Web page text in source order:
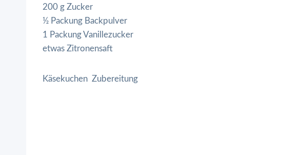
200 g Zucker
½ Packung Backpulver
1 Packung Vanillezucker
etwas Zitronensaft
Käsekuchen Zubereitung